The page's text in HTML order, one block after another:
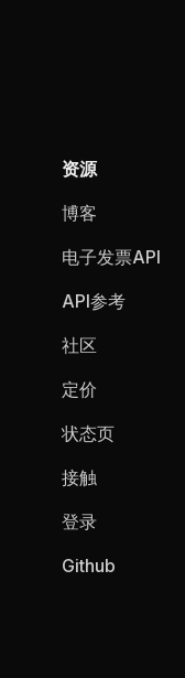
资源
博客
电子发票API
API参考
社区
定价
状态页
接触
登录
Github